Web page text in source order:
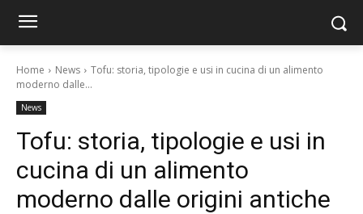
Home News
Tofu: storia, tipologie e usi in cucina di un alimento
moderno dalle...
News
Tofu: storia, tipologie e usi in
cucina di un alimento
moderno dalle origini antiche